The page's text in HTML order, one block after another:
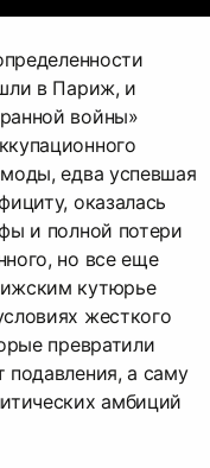
в Париж, и
войны»
едва успевшая
оказалась
и полной потери
но все еще
кутюрье
жесткого
превратили
а саму
амбиций